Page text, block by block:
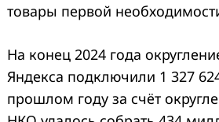
товары первой
На конец 2024 года
Яндекса подключили 1 327
прошлом году за счёт